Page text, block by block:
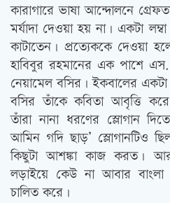
কারাগারে ভাষা আন্দোলনে
মর্যাদা দেওয়া হয় না। একটা
কাটাতেন। প্রত্যেককে দেওয়া
হাবিবুর রহমানের এক পাশে
নেয়ামেল বসির। ইকবালের
বসির তাঁকে কবিতা আবৃত্তি
তাঁরা নানা ধরণের স্লোগান
আমিন গদি ছাড়’ স্লোগানটিও
কিছুটা আশঙ্কা কাজ করত।
লড়াইয়ে কেউ না আবার
চালিত করে।